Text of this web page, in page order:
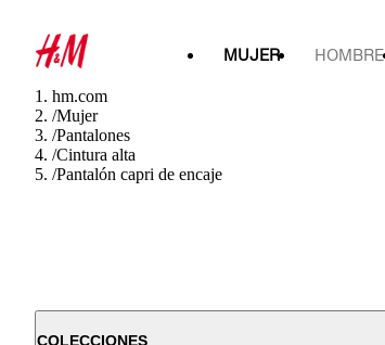
MUJER HOMBRE
hm.com
/Mujer
/Pantalones
/Cintura alta
/Pantalón capri de encaje
COLECCIONES